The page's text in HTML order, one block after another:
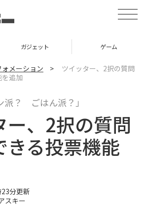
t
o
v
o
n
ガジェット ゲーム
ォメーション >
ツイッター、2択の質問
追加
派？ ごはん派？」
ー、2択の質問
きる投票機能
分更新
スキー